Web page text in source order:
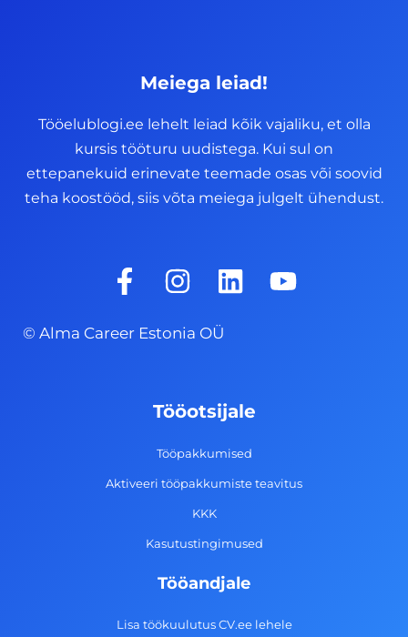
Meiega leiad!
Tööelublogi.ee lehelt leiad kõik vajaliku, et olla
kursis tööturu uudistega. Kui sul on
ettepanekuid erinevate teemade osas või soovid
teha koostööd, siis võta meiega julgelt ühendust.
F
a
e
-
I
n
s
t
g
r
a
m
L
i
d
i
n
Y
o
© Alma Career Estonia OÜ
Tööotsijale
Tööpakkumised
Aktiveeri tööpakkumiste teavitus
KKK
Kasutustingimused
Tööandjale
Lisa töökuulutus CV.ee lehele